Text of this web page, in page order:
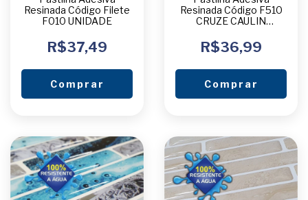
Resinada Código Filete
F010 UNIDADE
R$37,49
Comprar
Resinada Código F510
CRUZE CAULIN
R$36,99
Comprar